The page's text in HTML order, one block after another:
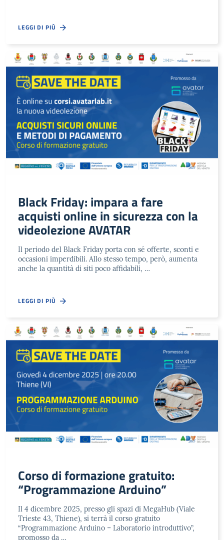
LEGGI DI PIÙ
Black Friday: impara a fare
acquisti online in sicurezza con la
videolezione AVATAR
Il periodo del Black Friday porta con sé offerte, sconti e
occasioni imperdibili. Allo stesso tempo, però, aumenta
anche la quantità di siti poco affidabili, …
LEGGI DI PIÙ
Corso di formazione gratuito:
“Programmazione Arduino”
Il 4 dicembre 2025, presso gli spazi di MegaHub (Viale
Trieste 43, Thiene), si terrà il corso gratuito
“Programmazione Arduino – Laboratorio introduttivo”,
promosso da …